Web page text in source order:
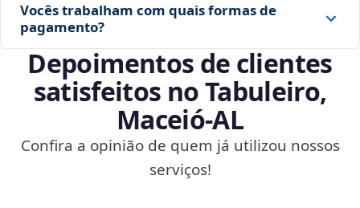
Vocês trabalham com quais formas de
pagamento?
Depoimentos de clientes
satisfeitos no Tabuleiro,
Maceió‑AL
Confira a opinião de quem já utilizou nossos
serviços!